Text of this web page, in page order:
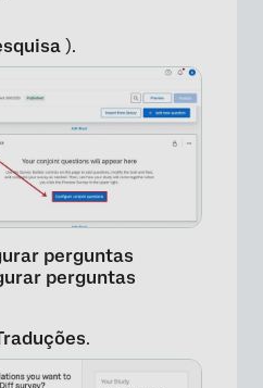
).
perguntas
perguntas
.